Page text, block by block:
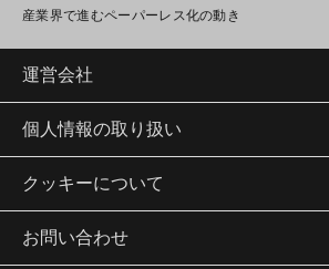
産業界で進むペーパーレス化の動き
運営会社
個人情報の取り扱い
クッキーについて
お問い合わせ